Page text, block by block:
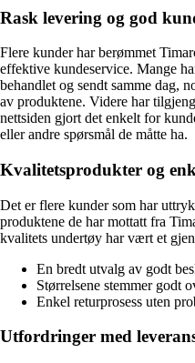
Rask levering og god
Flere kunder har berømmet
effektive kundeservice. Mange
behandlet og sendt samme dag,
av produktene. Videre har
nettsiden gjort det enkelt for
eller andre spørsmål de måtte ha.
Kvalitetsprodukter og
Det er flere kunder som har
produktene de har mottatt fra
kvalitets undertøy har vært et
En bredt utvalg av godt
Størrelsene stemmer godt
Enkel returprosess uten
Utfordringer med